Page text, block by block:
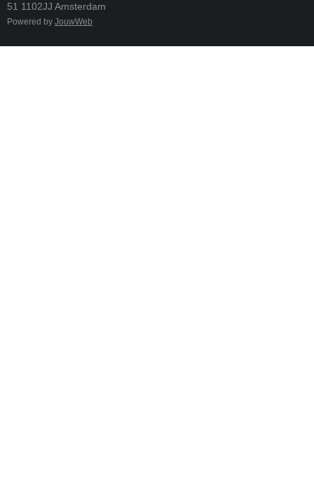
51 1102JJ Amsterdam
Powered by JouwWeb